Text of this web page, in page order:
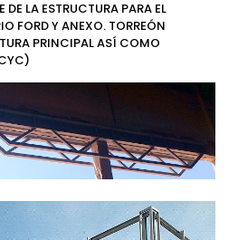
LA ESTRUCTURA PARA EL
FORD Y ANEXO. TORREÓN
PRINCIPAL ASÍ COMO